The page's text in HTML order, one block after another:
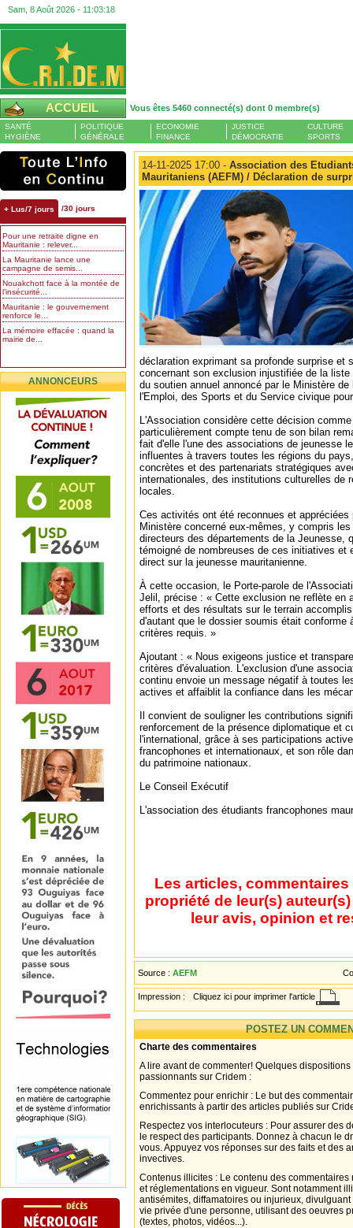
Sam, 8 Août 2026 - 11:03:19
ACCUEIL Vous êtes 5460 connecté(s) dont 0 membre(s)
SANTÉ
HYGIÈNE
POLITIQUE
GÉNÉRALE
ECONOMIE
FINANCE
JUSTICE
DÉMOCRATIE
CULTURE
SPORTS
+ Lus/7 jours /30 jours
Pour une retraite digne en
Mauritanie : relever...
La Mauritanie lance une
campagne de semis...
Nouakchott face à la montée de
l’insécurité...
Mauritanie : le gouvernement
renforce le...
La mémoire effacée : quand la
mairie de...
ANNONCEURS
14-11-2025 17:00 - Association des
Mauritaniens (AEFM) / Déclaration de
déclaration exprimant sa profonde surprise et
concernant son exclusion injustifiée de la
du soutien annuel annoncé par le Ministère
l'Emploi, des Sports et du Service civique
L'Association considère cette décision
particulièrement compte tenu de son bilan
fait d'elle l'une des associations de jeunesse
influentes à travers toutes les régions du
concrètes et des partenariats stratégiques
internationales, des institutions culturelles de
locales.
Ces activités ont été reconnues et appréciées
Ministère concerné eux-mêmes, y compris
directeurs des départements de la Jeunesse,
témoigné de nombreuses de ces initiatives et
direct sur la jeunesse mauritanienne.
À cette occasion, le Porte-parole de
Jelil, précise : « Cette exclusion ne reflète en
efforts et des résultats sur le terrain
d'autant que le dossier soumis était conforme
critères requis. »
Ajoutant : « Nous exigeons justice et
critères d'évaluation. L'exclusion d'une
continu envoie un message négatif à toutes
actives et affaiblit la confiance dans les
Il convient de souligner les contributions
renforcement de la présence diplomatique et
l'international, grâce à ses participations
francophones et internationaux, et son rôle
du patrimoine nationaux.
Le Conseil Exécutif
L'association des étudiants francophones
Les articles,
propriété de leur(s)
leur avis, opinion et
Source : AEFM
Impression : Cliquez ici pour imprimer l'article
POSTEZ UN
Charte des commentaires
A lire avant de commenter! Quelques
passionnants sur Cridem :
Commentez pour enrichir : Le but des
enrichissants à partir des articles publiés sur
Respectez vos interlocuteurs : Pour assurer des
le respect des participants. Donnez à chacun le
vous. Appuyez vos réponses sur des faits et des
invectives.
Contenus illicites : Le contenu des
et réglementations en vigueur. Sont notamment
antisémites, diffamatoires ou injurieux,
vie privée d'une personne, utilisant des oeuvres
(textes, photos, vidéos...).